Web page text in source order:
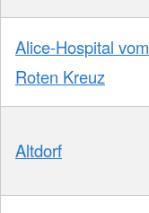
Alice-Hospital vom
Roten Kreuz
Altdorf